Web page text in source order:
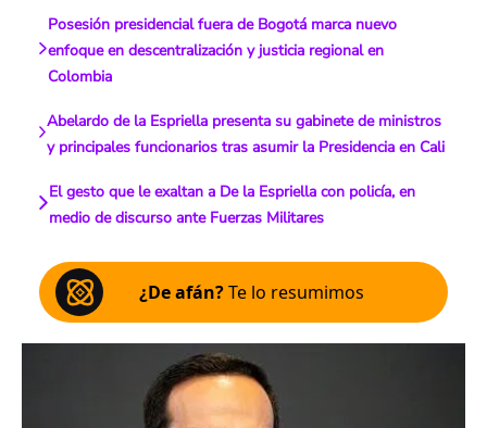
Posesión presidencial fuera de Bogotá marca nuevo
enfoque en descentralización y justicia regional en
Colombia
Abelardo de la Espriella presenta su gabinete de ministros
y principales funcionarios tras asumir la Presidencia en Cali
El gesto que le exaltan a De la Espriella con policía, en
medio de discurso ante Fuerzas Militares
¿De afán?Te lo resumimos